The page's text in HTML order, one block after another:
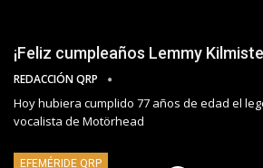
¡Feliz cumpleaños Lemmy
REDACCIÓN QRP
Hoy hubiera cumplido 77 años de edad el
vocalista de Motörhead
EFEMÉRIDE QRP